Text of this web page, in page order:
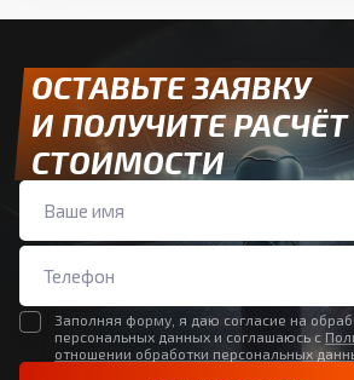
ОСТАВЬТЕ ЗАЯВКУ
И ПОЛУЧИТЕ РАСЧЁТ
СТОИМОСТИ
Заполняя форму, я даю согласие на
персональных данных и соглашаюсь с
отношении обработки персональных